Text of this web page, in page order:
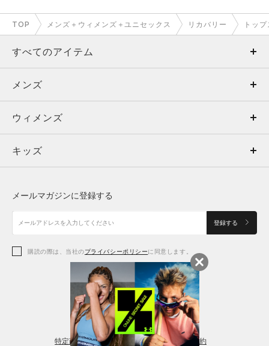
TOP メンズ＋ウィメンズ＋ユニセックス リカバリー トッ
すべてのアイテム
メンズ
ウィメンズ
キッズ
アクセサリー
メンズ
トップス
ボトムス
アクセサリー
ウィメンズ
トップス
シューズ
アクセサリー
レギンス＆タイツ
キッズ
シューズ
メールマガジンに登録する
登録する
購読の際は、当社のプライバシーポリシーに同意します。
特定商取引法に基づく通販の表記 会員規約